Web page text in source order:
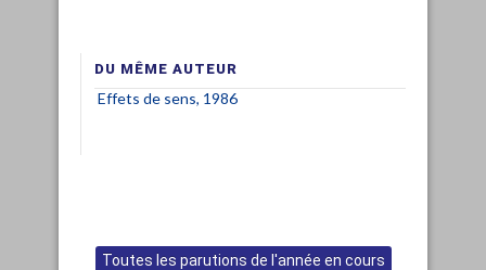
DU MÊME AUTEUR
Effets de sens, 1986
Toutes les parutions de l'année en cours